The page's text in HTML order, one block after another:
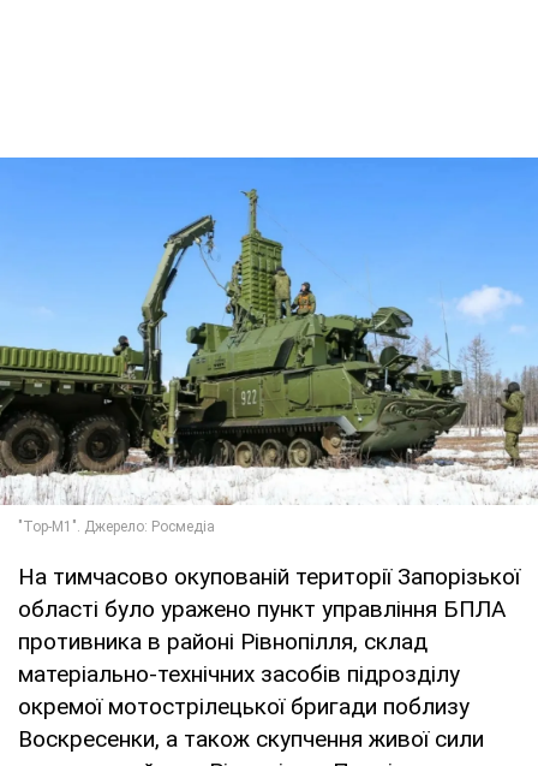
На тимчасово окупованій території Запорізької
області було уражено пункт управління БПЛА
противника в районі Рівнопілля, склад
матеріально-технічних засобів підрозділу
окремої мотострілецької бригади поблизу
Воскресенки, а також скупчення живої сили